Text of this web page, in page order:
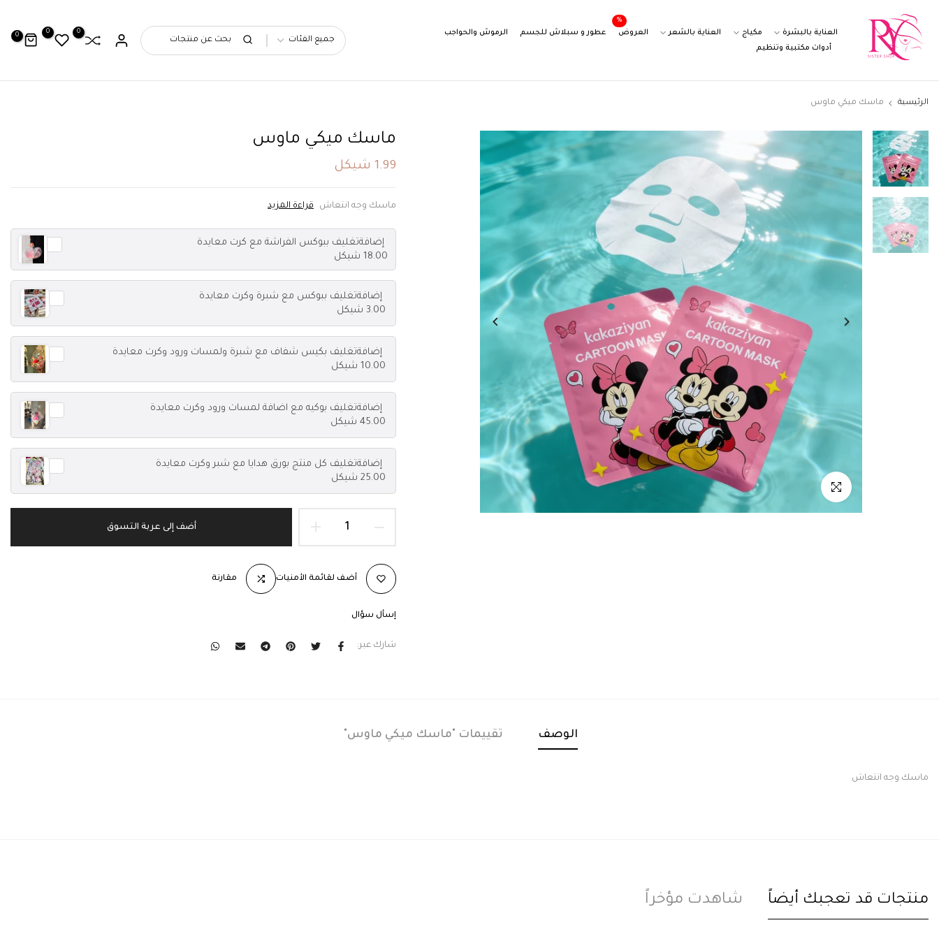
التخطي
إلى
المحتوى
العناية بالبشرة مكياج العناية بالشعر العروض
%
عطور و سبلاش للجسم
الرموش والحواجب
أدوات مكتبية وتنظيم
0
0
0
الرئيسية ماسك ميكي ماوس
اضغط للتكبير
ماسك ميكي ماوس
1.99 شيكل
ماسك وجه انتعاش قراءة المزيد
إضافةتغليف ببوكس الفراشة مع كرت معايدة
18.00 شيكل
إضافةتغليف ببوكس مع شبرة وكرت معايدة
3.00 شيكل
إضافةتغليف بكيس شفاف مع شبرة ولمسات ورود وكرت معايدة
10.00 شيكل
إضافةتغليف بوكيه مع اضافة لمسات ورود وكرت معايدة
45.00 شيكل
إضافةتغليف كل منتج بورق هدايا مع شبر وكرت معايدة
25.00 شيكل
أضف إلى عربة التسوق
أضف لقائمة الأمنيات مقارنة
إسأل سؤال
شارك عبر:
الوصف تقييمات "ماسك ميكي ماوس"
ماسك وجه انتعاش
منتجات قد تعجبك أيضاً شاهدت مؤخراً